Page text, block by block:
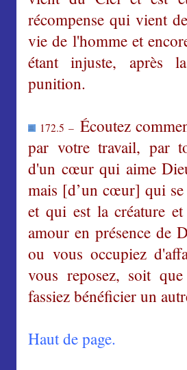
récompense qui vient
vie de l'homme et
étant injuste, après
punition.
172.5 – Écoutez
par votre travail, par
d'un cœur qui aime
mais [d’un cœur] qui se
et qui est la créature
amour en présence de
ou vous occupiez
vous reposez, soit
fassiez bénéficier un
Haut de page.